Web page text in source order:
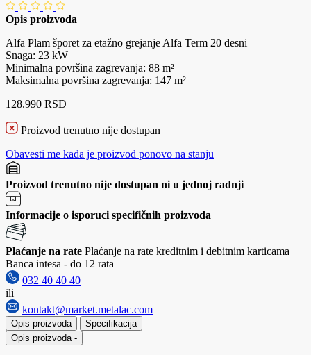
Opis proizvoda
Alfa Plam šporet za etažno grejanje Alfa Term 20 desni
Snaga: 23 kW
Minimalna površina zagrevanja: 88 m²
Maksimalna površina zagrevanja: 147 m²
128.990 RSD
Proizvod trenutno nije dostupan
Obavesti me kada je proizvod ponovo na stanju
Proizvod trenutno nije dostupan ni u jednoj radnji
Informacije o isporuci specifičnih proizvoda
Plaćanje na rate Plaćanje na rate kreditnim i debitnim karticama
Banca intesa - do 12 rata
032 40 40 40
ili
kontakt@market.metalac.com
Opis proizvoda
Specifikacija
Opis proizvoda -